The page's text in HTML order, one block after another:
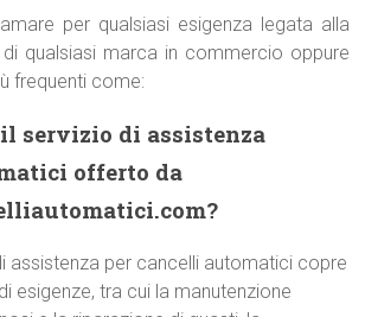
per qualsiasi esigenza legata alla
qualsiasi marca in commercio oppure
frequenti come:
servizio di assistenza
offerto da
assistenza per cancelli automatici copre
esigenze, tra cui la manutenzione